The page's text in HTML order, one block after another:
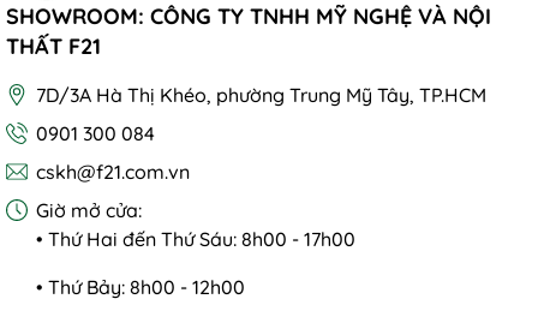
SHOWROOM: CÔNG TY TNHH MỸ NGHỆ VÀ NỘI
THẤT F21
7D/3A Hà Thị Khéo, phường Trung Mỹ Tây, TP.HCM
0901 300 084
cskh@f21.com.vn
Giờ mở cửa:
• Thứ Hai đến Thứ Sáu: 8h00 - 17h00
• Thứ Bảy: 8h00 - 12h00